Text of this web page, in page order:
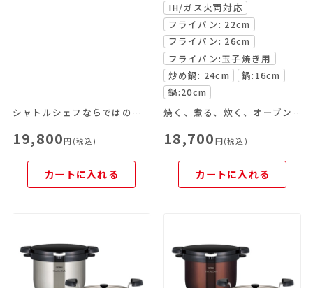
シャトルシェフならではの便利な機能を豊富なラインナップから
19,800円(税込)
カートに入れる
IH/ガス火両対応
フライパン: 22cm
フライパン: 26cm
フライパン:玉子焼き用
炒め鍋: 24cm
鍋:16cm
鍋:20cm
焼く、煮る、炊く、オーブン料理がこれ一つで！
18,700 円(税込)
カートに入れる